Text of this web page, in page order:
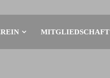
MITGLIEDSCHAFT